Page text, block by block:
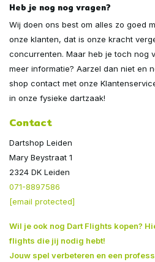
Heb je nog nog vragen?
Wij doen ons best om alles zo goed
onze klanten, dat is onze kracht
concurrenten. Maar heb je toch nog
meer informatie? Aarzel dan niet en
shop contact met onze
in onze fysieke dartzaak!
Contact
Dartshop Leiden
Mary Beystraat 1
2324 DK Leiden
071-8897586
[email protected]
Wil je ook nog Dart Flights kopen?
flights die jij nodig hebt!
Jouw spel verbeteren en een